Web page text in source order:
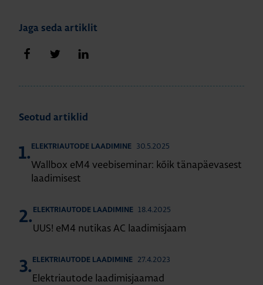
Jaga seda artiklit
Jaga FacebookisJaga Twitteris
Seotud artiklid
1. ELEKTRIAUTODE LAADIMINE 30.5.2025
Wallbox eM4 veebiseminar: kõik tänapäevasest
laadimisest
2. ELEKTRIAUTODE LAADIMINE 18.4.2025
UUS! eM4 nutikas AC laadimisjaam
3. ELEKTRIAUTODE LAADIMINE 27.4.2023
Elektriautode laadimisjaamad